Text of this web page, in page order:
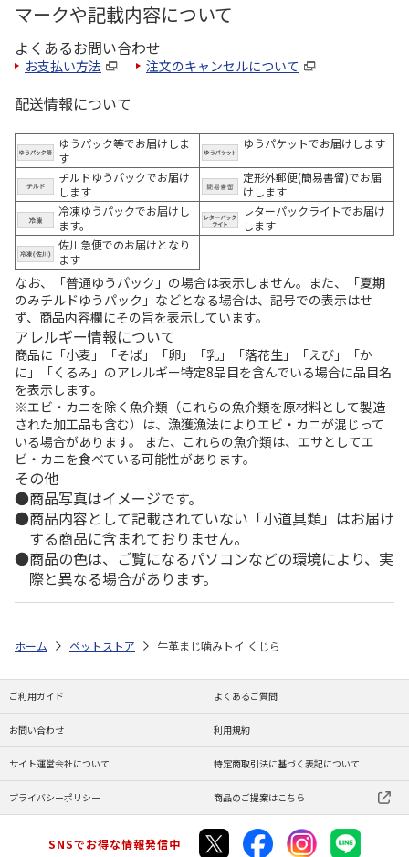
マークや記載内容について
よくあるお問い合わせ
お支払い方法 注文のキャンセルについて
配送情報について
ゆうパック等でお届けしま
す
ゆうパケットでお届けします
チルドゆうパックでお届け
します
定形外郵便(簡易書留)でお届
けします
冷凍ゆうパックでお届けし
ます。
レターパックライトでお届け
します
佐川急便でのお届けとなり
ます
なお、「普通ゆうパック」の場合は表示しません。また、「夏期
のみチルドゆうパック」などとなる場合は、記号での表示はせ
ず、商品内容欄にその旨を表示しています。
アレルギー情報について
商品に「小麦」「そば」「卵」「乳」「落花生」「えび」「か
に」「くるみ」のアレルギー特定8品目を含んでいる場合に品目名
を表示します。
※エビ・カニを除く魚介類（これらの魚介類を原材料として製造
された加工品も含む）は、漁獲漁法によりエビ・カニが混じって
いる場合があります。 また、これらの魚介類は、エサとしてエ
ビ・カニを食べている可能性があります。
その他
商品写真はイメージです。
商品内容として記載されていない「小道具類」はお届け
する商品に含まれておりません。
商品の色は、ご覧になるパソコンなどの環境により、実
際と異なる場合があります。
ホーム ペットストア 牛革まじ噛みトイ くじら
ご利用ガイド よくあるご質問
お問い合わせ 利用規約
サイト運営会社について 特定商取引法に基づく表記について
プライバシーポリシー 商品のご提案はこちら
SNSでお得な情報発信中